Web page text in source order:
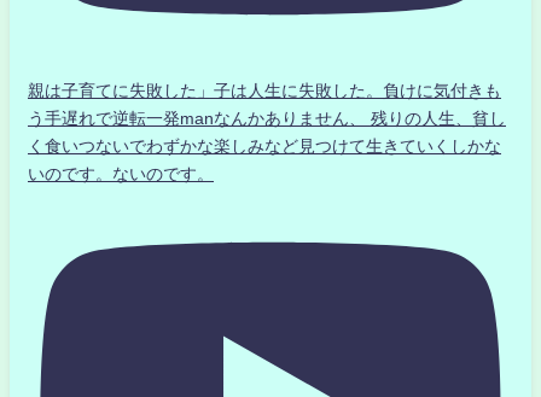
親は子育てに失敗した」子は人生に失敗した。負けに気付きも
う手遅れで逆転一発manなんかありません、 残りの人生、貧し
く食いつないでわずかな楽しみなど見つけて生きていくしかな
いのです。ないのです。